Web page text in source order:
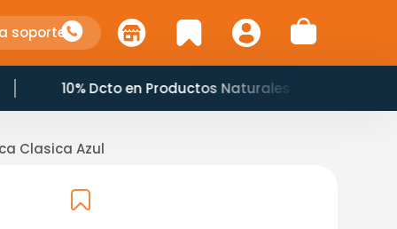
soporte
10% Dcto en Productos Naturales
Clasica Azul